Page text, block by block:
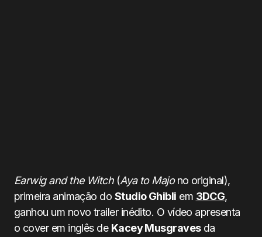
Earwig and the Witch(Aya to Majono original),
primeira animação do Studio Ghibli em 3DCG,
ganhou um novo trailer inédito. O vídeo apresenta
o cover em inglês de Kacey Musgravesda